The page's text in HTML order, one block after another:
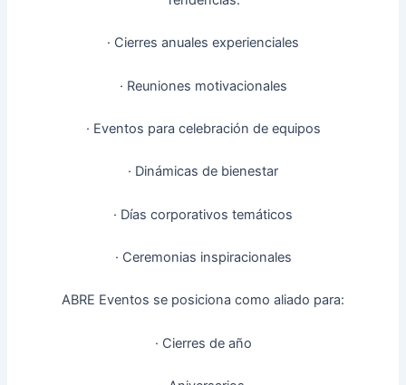
· Cierres anuales experienciales
· Reuniones motivacionales
· Eventos para celebración de equipos
· Dinámicas de bienestar
· Días corporativos temáticos
· Ceremonias inspiracionales
ABRE Eventos se posiciona como aliado para:
· Cierres de año